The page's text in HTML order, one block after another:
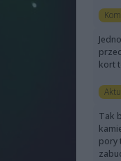
kort
Tak
pory